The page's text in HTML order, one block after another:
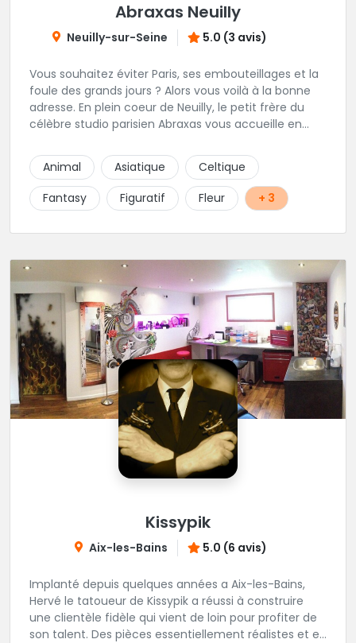
Abraxas Neuilly
Neuilly-sur-Seine 5.0 (3 avis)
Vous souhaitez éviter Paris, ses embouteillages et la
foule des grands jours ? Alors vous voilà à la bonne
adresse. En plein coeur de Neuilly, le petit frère du
célèbre studio parisien Abraxas vous accueille en
triés sur le volet pour vous offrir un large choix de
styles avec une qualité et une créativité
irréprochables.
Animal Asiatique
Celtique
Fantasy
Figuratif Fleur + 3
Kissypik
Aix-les-Bains 5.0 (6 avis)
Implanté depuis quelques années a Aix-les-Bains,
Hervé le tatoueur de Kissypik a réussi à construire
une clientèle fidèle qui vient de loin pour profiter de
son talent. Des pièces essentiellement réalistes et en